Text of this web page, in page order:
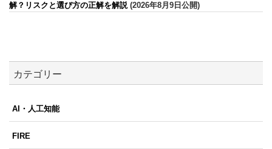
解？リスクと選び方の正解を解説(2026年8月9日公開)
カテゴリー
AI・人工知能
FIRE